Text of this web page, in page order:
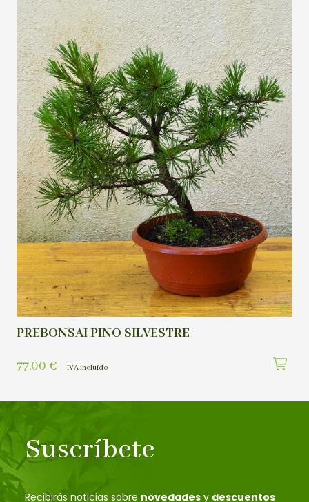
PREBONSAI PINO SILVESTRE
77,00 € IVA incluído
Suscríbete
Recibirás noticias sobre novedades y descuentos